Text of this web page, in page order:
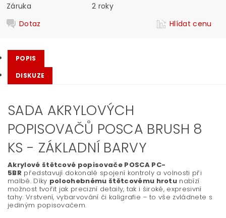
Záruka
2 roky
Dotaz
Hlídat cenu
POPIS
DISKUZE
SADA AKRYLOVÝCH
POPISOVAČŮ POSCA BRUSH 8
KS - ZÁKLADNÍ BARVY
Akrylové štětcové popisovače POSCA PC-
5BR představují dokonalé spojení kontroly a volnosti při
malbě. Díky poloohebnému štětcovému hrotu nabízí
možnost tvořit jak precizní detaily, tak i široké, expresivní
tahy. Vrstvení, vybarvování či kaligrafie – to vše zvládnete s
jediným popisovačem.